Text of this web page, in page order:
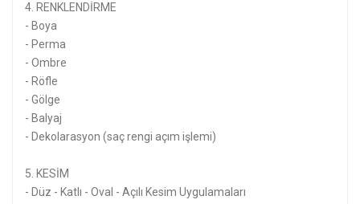
4. RENKLENDİRME
- Boya
- Perma
- Ombre
- Röfle
- Gölge
- Balyaj
- Dekolarasyon (saç rengi açım işlemi)
5. KESİM
- Düz - Katlı - Oval - Açılı Kesim Uygulamaları